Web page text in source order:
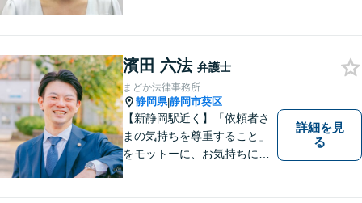
濱田 六法 弁護士
まどか法律事務所
静岡県|静岡市葵区
【新静岡駅近く】「依頼者さ
まの気持ちを尊重すること」
をモットーに、お気持ちに寄
詳細を見
る